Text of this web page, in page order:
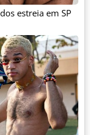
estreia em SP